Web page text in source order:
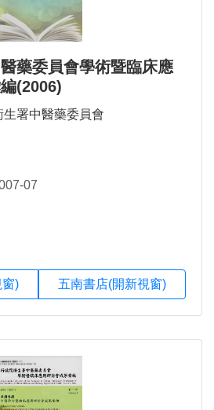
藥委員會學術暨臨床應
(2006)
生署中醫藥委員會
07
窗) 五南書店(開新視窗)